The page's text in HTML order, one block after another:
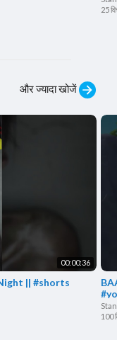
25
और ज्यादा खोजें
00:00:36
|| #shorts
Stan
100